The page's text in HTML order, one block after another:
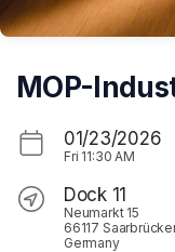
MOP-
01/23/2026
Fri 11:30 AM
Dock 11
Neumarkt 15
66117
Germany